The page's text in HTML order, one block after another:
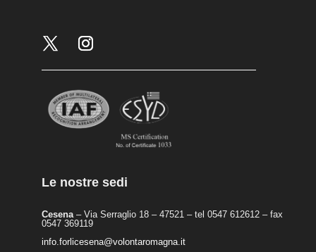
Le nostre sedi
Cesena– Via Serraglio 18 – 47521 – tel 0547 612612 – fax
0547 369119
info.forlicesena@volontaromagna.it